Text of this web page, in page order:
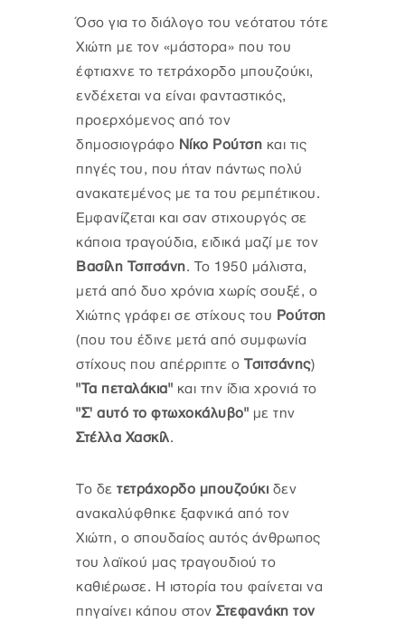
Όσο για το διάλογο του νεότατου τότε
Χιώτη με τον «μάστορα» που του
έφτιαχνε το τετράχορδο μπουζούκι,
ενδέχεται να είναι φανταστικός,
προερχόμενος από τον
δημοσιογράφο Νίκο Ρούτση και τις
πηγές του, που ήταν πάντως πολύ
ανακατεμένος με τα του ρεμπέτικου.
Εμφανίζεται και σαν στιχουργός σε
κάποια τραγούδια, ειδικά μαζί με τον
Βασίλη Τσιτσάνη. Το 1950 μάλιστα,
μετά από δυο χρόνια χωρίς σουξέ, ο
Χιώτης γράφει σε στίχους του Ρούτση
(που του έδινε μετά από συμφωνία
στίχους που απέρριπτε ο Τσιτσάνης)
"Τα πεταλάκια" και την ίδια χρονιά το
"Σ' αυτό το φτωχοκάλυβο" με την
Στέλλα Χασκίλ.
Το δε τετράχορδο μπουζούκι δεν
ανακαλύφθηκε ξαφνικά από τον
Χιώτη, ο σπουδαίος αυτός άνθρωπος
του λαϊκού μας τραγουδιού το
καθιέρωσε. Η ιστορία του φαίνεται να
πηγαίνει κάπου στον Στεφανάκη τον